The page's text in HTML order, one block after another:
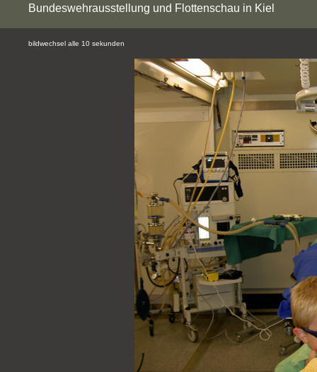
Bundeswehrausstellung und Flottenschau in Kiel
bildwechsel alle 10 sekunden